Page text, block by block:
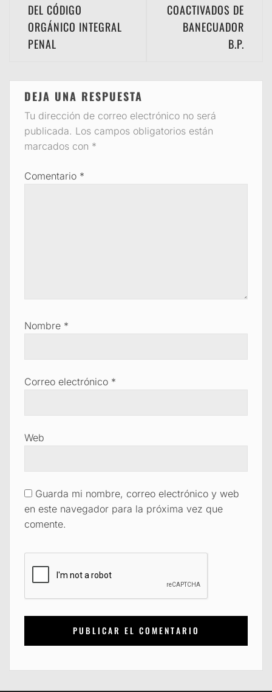
entradas
DEL CÓDIGO
ORGÁNICO INTEGRAL
PENAL
COACTIVADOS DE
BANECUADOR
B.P.
DEJA UNA RESPUESTA
Tu dirección de correo electrónico no será
publicada. Los campos obligatorios están
marcados con *
Comentario *
Nombre *
Correo electrónico *
Web
Guarda mi nombre, correo electrónico y web
en este navegador para la próxima vez que
comente.